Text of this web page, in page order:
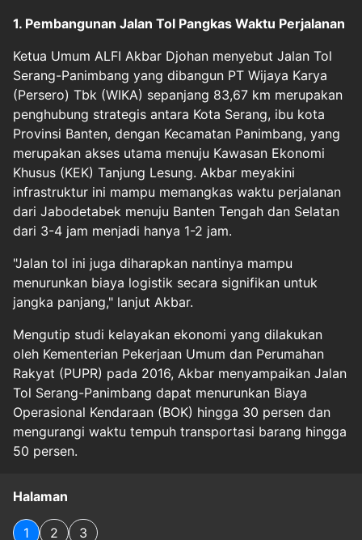
1. Pembangunan Jalan Tol Pangkas Waktu Perjalanan
Ketua Umum ALFI Akbar Djohan menyebut Jalan Tol
Serang-Panimbang yang dibangun PT Wijaya Karya
(Persero) Tbk (WIKA) sepanjang 83,67 km merupakan
penghubung strategis antara Kota Serang, ibu kota
Provinsi Banten, dengan Kecamatan Panimbang, yang
merupakan akses utama menuju Kawasan Ekonomi
Khusus (KEK) Tanjung Lesung. Akbar meyakini
infrastruktur ini mampu memangkas waktu perjalanan
dari Jabodetabek menuju Banten Tengah dan Selatan
dari 3-4 jam menjadi hanya 1-2 jam.
"Jalan tol ini juga diharapkan nantinya mampu
menurunkan biaya logistik secara signifikan untuk
jangka panjang," lanjut Akbar.
Mengutip studi kelayakan ekonomi yang dilakukan
oleh Kementerian Pekerjaan Umum dan Perumahan
Rakyat (PUPR) pada 2016, Akbar menyampaikan Jalan
Tol Serang-Panimbang dapat menurunkan Biaya
Operasional Kendaraan (BOK) hingga 30 persen dan
mengurangi waktu tempuh transportasi barang hingga
50 persen.
Halaman
1 2 3